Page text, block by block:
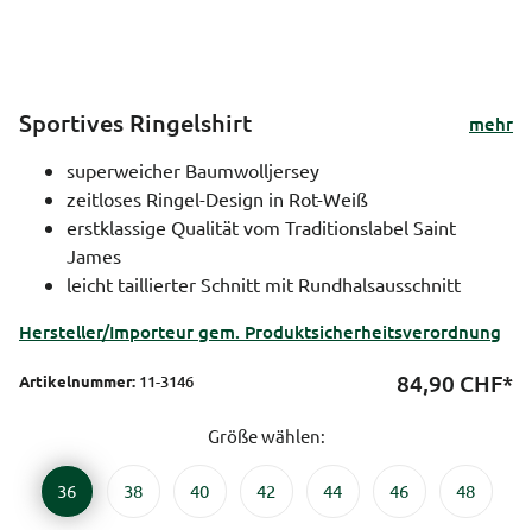
Sportives Ringelshirt
mehr
superweicher Baumwolljersey
zeitloses Ringel-Design in Rot-Weiß
erstklassige Qualität vom Traditionslabel Saint
James
leicht taillierter Schnitt mit Rundhalsausschnitt
Hersteller/Importeur gem. Produktsicherheitsverordnung
Artikelnummer: 11-3146 84,90 CHF*
Größe wählen:
36 38 40 42 44 46 48